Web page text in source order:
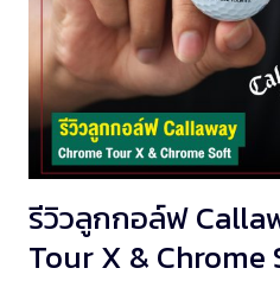
รีวิวลูกกอล์ฟ
Tour X & Chrome